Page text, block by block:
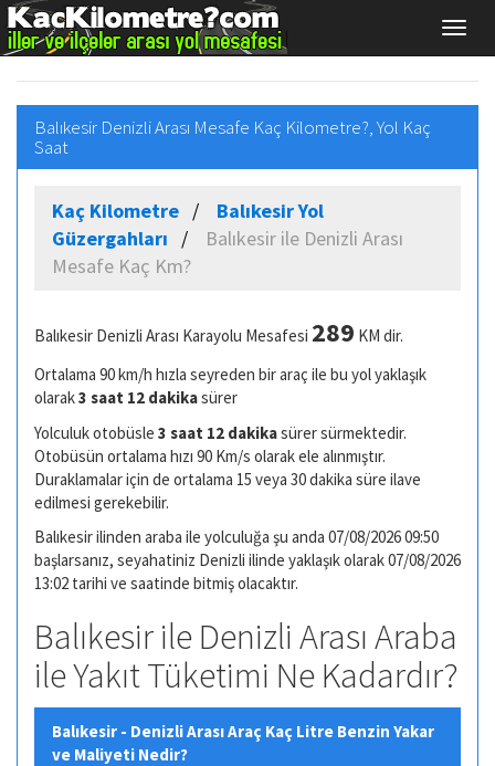
Balıkesir Denizli Arası Mesafe Kaç Kilometre?, Yol Kaç
Saat
Kaç Kilometre
Balıkesir Yol
Güzergahları
Balıkesir ile Denizli Arası
Mesafe Kaç Km?
Balıkesir Denizli Arası Karayolu Mesafesi 289 KM dir.
Ortalama 90 km/h hızla seyreden bir araç ile bu yol yaklaşık
olarak3 saat 12 dakikasürer
Yolculuk otobüsle 3 saat 12 dakikasürer sürmektedir.
Otobüsün ortalama hızı 90 Km/s olarak ele alınmıştır.
Duraklamalar için de ortalama 15 veya 30 dakika süre ilave
edilmesi gerekebilir.
Balıkesir ilinden araba ile yolculuğa şu anda 07/08/2026 09:50
başlarsanız, seyahatiniz Denizli ilinde yaklaşık olarak 07/08/2026
13:02 tarihi ve saatinde bitmiş olacaktır.
Balıkesir ile Denizli Arası Araba
ile Yakıt Tüketimi Ne Kadardır?
Balıkesir - Denizli Arası Araç Kaç Litre Benzin Yakar
ve Maliyeti Nedir?